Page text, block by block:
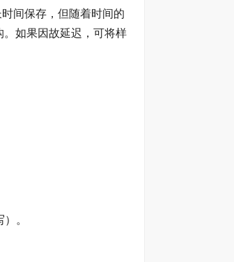
间保存，但随着时间的
如果因故延迟，可将样
。